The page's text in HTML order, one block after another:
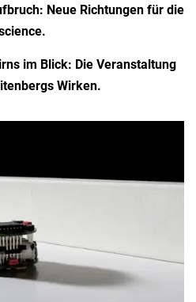
Neue Richtungen für die
im Blick: Die Veranstaltung
Wirken.